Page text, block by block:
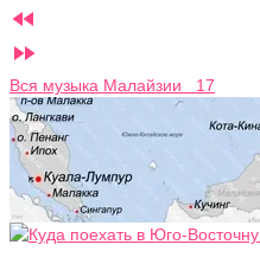


Вся музыка Малайзии 17